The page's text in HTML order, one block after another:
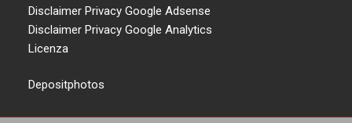
Disclaimer Privacy Google Adsense
Disclaimer Privacy Google Analytics
Licenza
Depositphotos